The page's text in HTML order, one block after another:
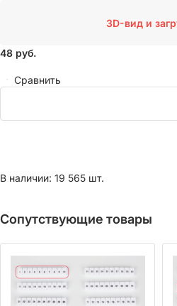
3D-вид и
48 руб.
Сравнить
В наличии: 19 565 шт.
Сопутствующие товары